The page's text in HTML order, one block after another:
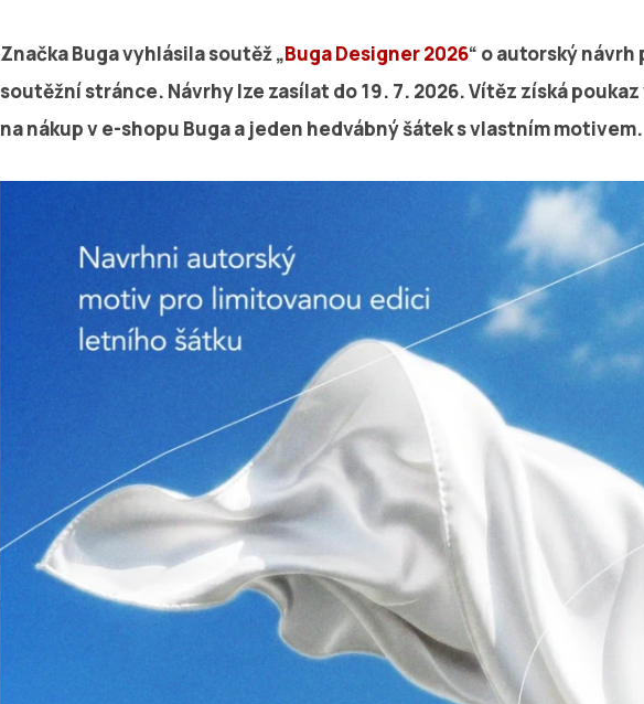
Značka Buga vyhlásila soutěž „Buga Designer 2026“ o autorský návrh
soutěžní stránce. Návrhy lze zasílat do19. 7. 2026. Vítěz získá
na nákup v e-shopu Buga a jeden hedvábný šátek s vlastním motivem.